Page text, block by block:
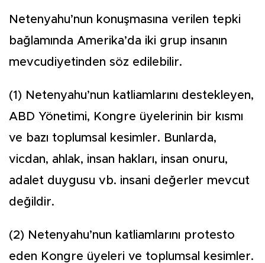
Netenyahu’nun konuşmasına verilen tepki
bağlamında Amerika’da iki grup insanın
mevcudiyetinden söz edilebilir.
(1) Netenyahu’nun katliamlarını destekleyen,
ABD Yönetimi, Kongre üyelerinin bir kısmı
ve bazı toplumsal kesimler. Bunlarda,
vicdan, ahlak, insan hakları, insan onuru,
adalet duygusu vb. insani değerler mevcut
değildir.
(2) Netenyahu’nun katliamlarını protesto
eden Kongre üyeleri ve toplumsal kesimler.